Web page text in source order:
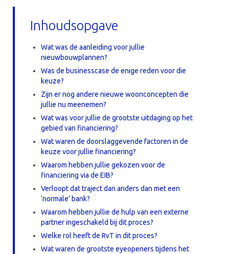
Inhoudsopgave
Wat was de aanleiding voor jullie
nieuwbouwplannen?
Was de businesscase de enige reden voor die
keuze?
Zijn er nog andere nieuwe woonconcepten die
jullie nu meenemen?
Wat was voor jullie de grootste uitdaging op het
gebied van financiering?
Wat waren de doorslaggevende factoren in de
keuze voor jullie financiering?
Waarom hebben jullie gekozen voor de
financiering via de EIB?
Verloopt dat traject dan anders dan met een
‘normale’ bank?
Waarom hebben jullie de hulp van een externe
partner ingeschakeld bij dit proces?
Welke rol heeft de RvT in dit proces?
Wat waren de grootste eyeopeners tijdens het